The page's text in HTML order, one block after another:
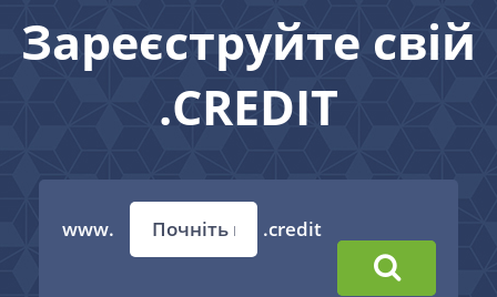
Зареєструйте свій
.CREDIT
www. .credit